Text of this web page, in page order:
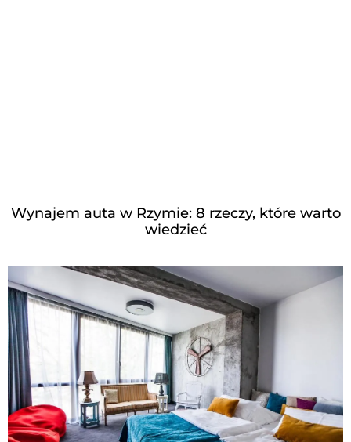
Wynajem auta w Rzymie: 8 rzeczy, które warto
wiedzieć